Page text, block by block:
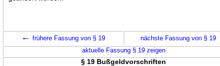
← frühere Fassung von § 19 nächste Fassung von § 19
aktuelle Fassung § 19 zeigen
§ 19 Bußgeldvorschriften